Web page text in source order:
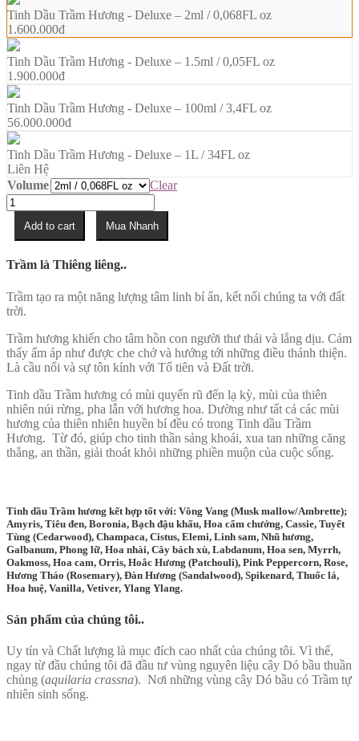
Tinh Dầu Trầm Hương - Deluxe – 2ml / 0,068FL oz
1.600.000đ
Tinh Dầu Trầm Hương - Deluxe – 1.5ml / 0,05FL oz
1.900.000đ
Tinh Dầu Trầm Hương - Deluxe – 100ml / 3,4FL oz
56.000.000đ
Tinh Dầu Trầm Hương - Deluxe – 1L / 34FL oz
Liên Hệ
Volume
Clear
Tinh
Dầu
Trầm
Hương
-
Deluxe
Add to cart Mua Nhanh
Trầm là Thiêng liêng..
Trầm tạo ra một năng lượng tâm linh bí ẩn, kết nối chúng ta với đất
trời.
Trầm hương khiến cho tâm hồn con người thư thái và lắng dịu. Cảm
thấy ấm áp như được che chở và hướng tới những điều thánh thiện.
Là cầu nối và sự tôn kính với Tổ tiên và Đất trời.
Tinh dầu Trầm hương có mùi quyến rũ đến lạ kỳ, mùi của thiên
nhiên núi rừng, pha lẫn với hương hoa. Dường như tất cả các mùi
hương của thiên nhiên huyền bí đều có trong Tinh dầu Trầm
Hương. Từ đó, giúp cho tinh thần sảng khoái, xua tan những căng
thẳng, an thần, giải thoát khỏi những phiền muộn của cuộc sống.
Tinh dầu Trầm hương kết hợp tốt với: Vông Vang (Musk mallow/Ambrette);
Amyris, Tiêu đen, Boronia, Bạch đậu khấu, Hoa cẩm chướng, Cassie, Tuyết
Tùng (Cedarwood), Champaca, Cistus, Elemi, Linh sam, Nhũ hương,
Galbanum, Phong lữ, Hoa nhài, Cây bách xù, Labdanum, Hoa sen, Myrrh,
Oakmoss, Hoa cam, Orris, Hoắc Hương (Patchouli), Pink Peppercorn, Rose,
Hương Thảo (Rosemary), Đàn Hương (Sandalwood), Spikenard, Thuốc lá,
Hoa huệ, Vanilla, Vetiver, Ylang Ylang.
Sản phẩm của chúng tôi..
Uy tín và Chất lượng là mục đích cao nhất của chúng tôi. Vì thế,
ngay từ đầu chúng tôi đã đầu tư vùng nguyên liệu cây Dó bầu thuần
chủng (aquilaria crassna). Nơi những vùng cây Dó bầu có Trầm tự
nhiên sinh sống.